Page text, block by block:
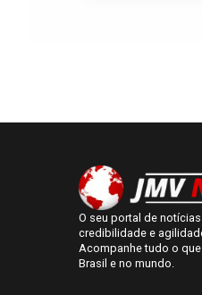
O seu portal de
credibilidade e
Acompanhe tudo o
Brasil e no mundo.